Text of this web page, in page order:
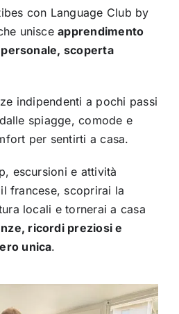
con Language Club by
unisceapprendimento
scoperta
indipendenti a pochi passi
spiagge, comode e
per sentirti a casa.
escursioni e attività
francese, scoprirai la
locali e tornerai a casa
ricordi preziosi e
unica.